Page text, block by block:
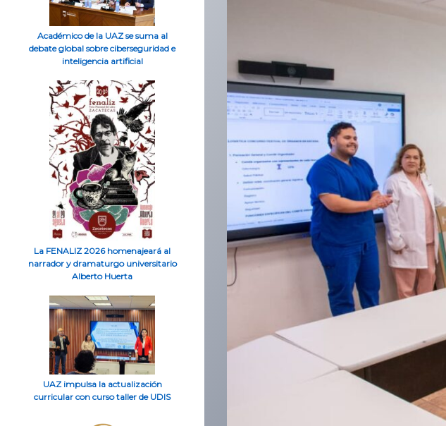
Académico de la UAZ se suma al
debate global sobre ciberseguridad e
inteligencia artificial
La FENALIZ 2026 homenajeará al
narrador y dramaturgo universitario
Alberto Huerta
UAZ impulsa la actualización
curricular con curso taller de UDIS